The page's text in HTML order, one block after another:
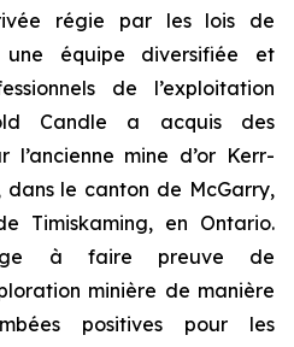
régie par les lois de
une équipe diversifiée et
de l’exploitation
Candle a acquis des
l’ancienne mine d’or Kerr-
dans le canton de McGarry,
Timiskaming, en Ontario.
à faire preuve de
minière de manière
positives pour les